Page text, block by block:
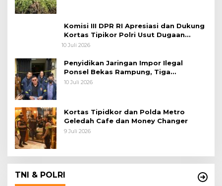
Komisi III DPR RI Apresiasi dan Dukung
Kortas Tipikor Polri Usut Dugaan
Korupsi Batu Bara
10 Juli 2026
Penyidikan Jaringan Impor Ilegal
Ponsel Bekas Rampung, Tiga
Tersangka Sudah P-21 dan Satu Buron
10 Juli 2026
Kortas Tipidkor dan Polda Metro
Geledah Cafe dan Money Changer
9 Juli 2026
TNI & POLRI